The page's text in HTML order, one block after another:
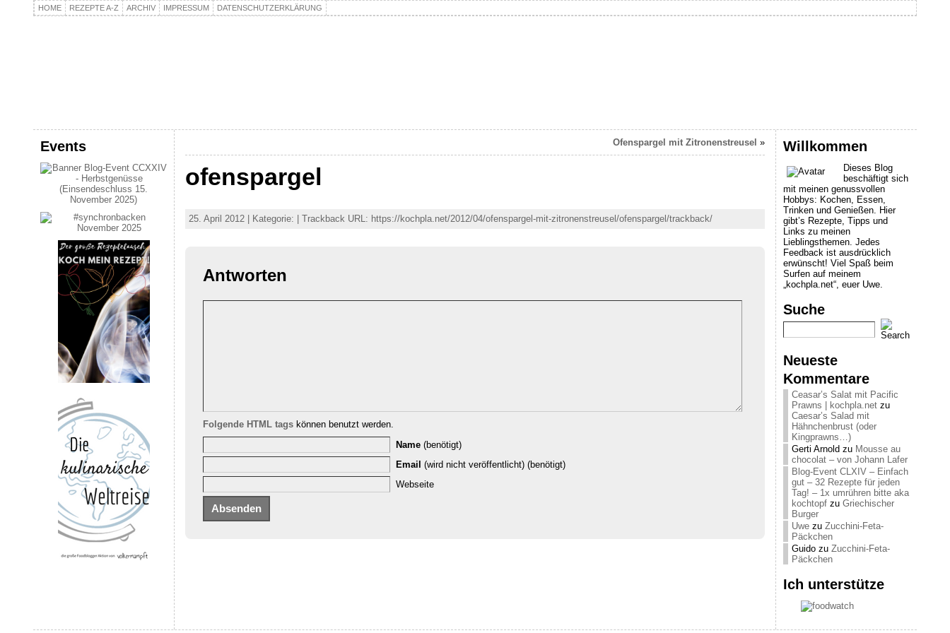
HOME REZEPTE A-Z ARCHIV IMPRESSUM DATENSCHUTZERKLÄRUNG
Events Ofenspargel mit Zitronenstreusel »
ofenspargel
25. April 2012 | Kategorie: | Trackback URL: https://kochpla.net/2012/04/ofenspargel-mit-zitronenstreusel/ofenspargel/trackback/
Antworten
Folgende HTML tags können benutzt werden.
Name (benötigt)
Email (wird nicht veröffentlicht) (benötigt)
Webseite
Willkommen
Dieses Blog
beschäftigt sich
mit meinen genussvollen
Hobbys: Kochen, Essen,
Trinken und Genießen. Hier
gibt’s Rezepte, Tipps und
Links zu meinen
Lieblingsthemen. Jedes
Feedback ist ausdrücklich
erwünscht! Viel Spaß beim
Surfen auf meinem
„kochpla.net“, euer Uwe.
Suche
Neueste
Kommentare
Ceasar’s Salat mit Pacific
Prawns | kochpla.net zu
Caesar’s Salad mit
Hähnchenbrust (oder
Kingprawns…)
Gerti Arnold zu Mousse au
chocolat – von Johann Lafer
Blog-Event CLXIV – Einfach
gut – 32 Rezepte für jeden
Tag! – 1x umrühren bitte aka
kochtopf zu Griechischer
Burger
Uwe zu Zucchini-Feta-
Päckchen
Guido zu Zucchini-Feta-
Päckchen
Ich unterstütze